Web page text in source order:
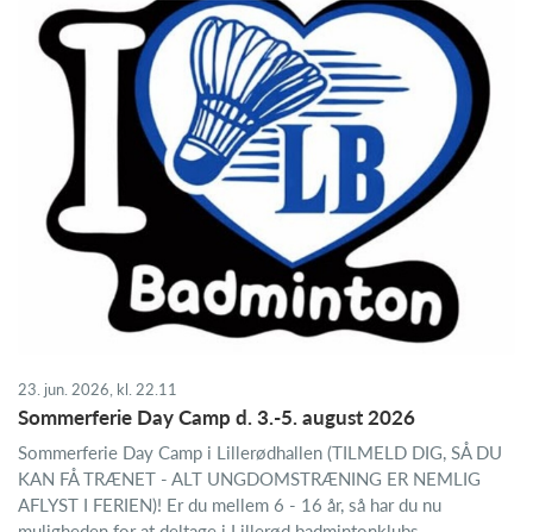
23. jun. 2026, kl. 22.11
Sommerferie Day Camp d. 3.-5. august 2026
Sommerferie Day Camp i Lillerødhallen (TILMELD DIG, SÅ DU
KAN FÅ TRÆNET - ALT UNGDOMSTRÆNING ER NEMLIG
AFLYST I FERIEN)! Er du mellem 6 - 16 år, så har du nu